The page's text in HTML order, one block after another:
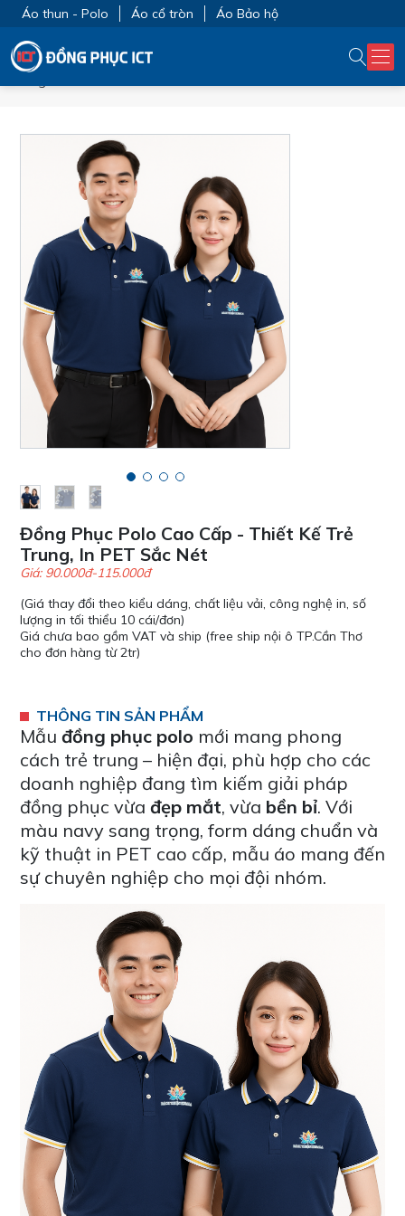
Áo thun - Polo Áo cổ tròn Áo Bảo hộ
Đồng Phục Polo Cao Cấp - Thiết Kế Trẻ
Trung, In PET Sắc Nét
Giá: 90.000đ-115.000đ
(Giá thay đổi theo kiểu dáng, chất liệu vải, công nghệ in, số
lượng in tối thiểu 10 cái/đơn)
Giá chưa bao gồm VAT và ship (free ship nội ô TP.Cần Thơ
cho đơn hàng từ 2tr)
THÔNG TIN SẢN PHẨM
Mẫu đồng phục polo mới mang phong
cách trẻ trung – hiện đại, phù hợp cho các
doanh nghiệp đang tìm kiếm giải pháp
đồng phục vừa đẹp mắt, vừa bền bỉ. Với
màu navy sang trọng, form dáng chuẩn và
kỹ thuật in PET cao cấp, mẫu áo mang đến
sự chuyên nghiệp cho mọi đội nhóm.